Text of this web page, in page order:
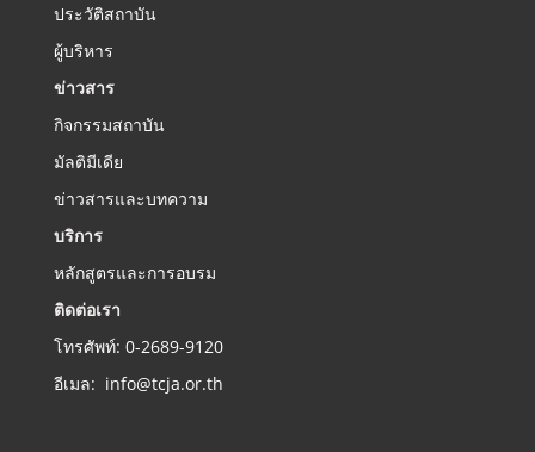
ประวัติสถาบัน
ผู้บริหาร
ข่าวสาร
กิจกรรมสถาบัน
มัลติมีเดีย
ข่าวสารและบทความ
บริการ
หลักสูตรและการอบรม
ติดต่อเรา
โทรศัพท์: 0-2689-9120
อีเมล: info@tcja.or.th